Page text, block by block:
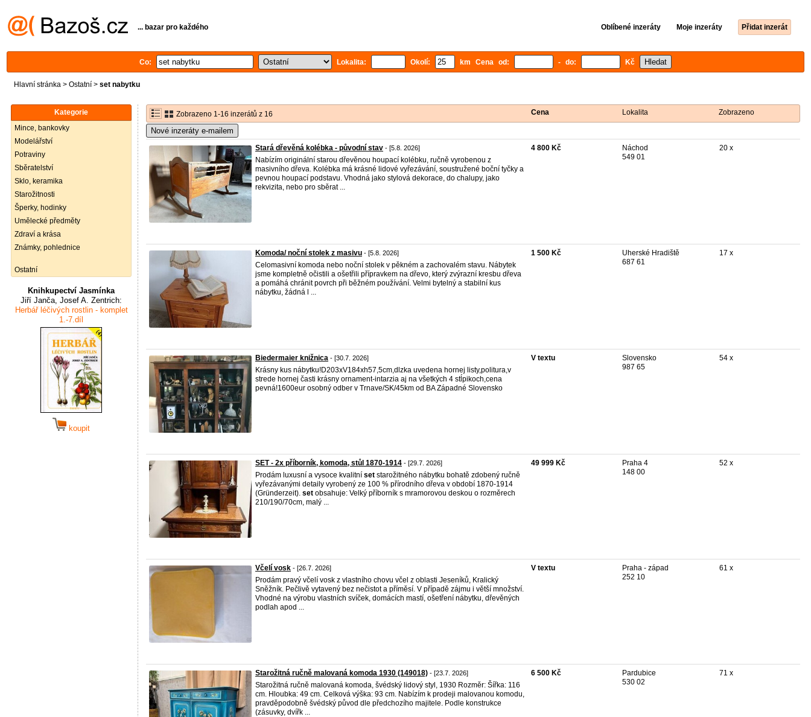
... bazar pro každého Oblíbené inzeráty Moje inzeráty Přidat inzerát
Co: Lokalita: Okolí: km Cena od: - do: Kč
Hlavní stránka > Ostatní > set nabytku
Kategorie
Mince, bankovky
Modelářství
Potraviny
Sběratelství
Sklo, keramika
Starožitnosti
Šperky, hodinky
Umělecké předměty
Zdraví a krása
Známky, pohlednice
Ostatní
Knihkupectví Jasmínka
Jiří Janča, Josef A. Zentrich:
Herbář léčivých rostlin - komplet
1.-7.díl
koupit
Zobrazeno 1-16 inzerátů z 16 Cena Lokalita Zobrazeno
Nové inzeráty e-mailem
Stará dřevěná kolébka - původní stav - [5.8. 2026]
Nabízím originální starou dřevěnou houpací kolébku, ručně vyrobenou z
masivního dřeva. Kolébka má krásné lidové vyřezávání, soustružené boční tyčky a
pevnou houpací podstavu. Vhodná jako stylová dekorace, do chalupy, jako
rekvizita, nebo pro sběrat ...
4 800 Kč
Náchod
549 01
20 x
Komoda/ noční stolek z masivu - [5.8. 2026]
Celomasivní komoda nebo noční stolek v pěkném a zachovalém stavu. Nábytek
jsme kompletně očistili a ošetřili přípravkem na dřevo, který zvýrazní kresbu dřeva
a pomáhá chránit povrch při běžném používání. Velmi bytelný a stabilní kus
nábytku, žádná l ...
1 500 Kč
Uherské Hradiště
687 61
17 x
Biedermaier knižnica - [30.7. 2026]
Krásny kus nábytku!D203xV184xh57,5cm,dlzka uvedena hornej listy,politura,v
strede hornej časti krásny ornament-intarzia aj na všetkých 4 stĺpikoch,cena
pevná!1600eur osobný odber v Trnave/SK/45km od BA Západné Slovensko
V textu
Slovensko
987 65
54 x
SET - 2x příborník, komoda, stůl 1870-1914 - [29.7. 2026]
Prodám luxusní a vysoce kvalitní set starožitného nábytku bohatě zdobený ručně
vyřezávanými detaily vyrobený ze 100 % přírodního dřeva v období 1870-1914
(Gründerzeit). set obsahuje: Velký příborník s mramorovou deskou o rozměrech
210/190/70cm, malý ...
49 999 Kč
Praha 4
148 00
52 x
Včelí vosk - [26.7. 2026]
Prodám pravý včelí vosk z vlastního chovu včel z oblasti Jeseníků, Kralický
Sněžník. Pečlivě vytavený bez nečistot a příměsí. V případě zájmu i větší množství.
Vhodné na výrobu vlastních svíček, domácích mastí, ošetření nábytku, dřevěných
podlah apod ...
V textu
Praha - západ
252 10
61 x
Starožitná ručně malovaná komoda 1930 (149018) - [23.7. 2026]
Starožitná ručně malovaná komoda, švédský lidový styl, 1930 Rozměr: Šířka: 116
cm. Hloubka: 49 cm. Celková výška: 93 cm. Nabízím k prodeji malovanou komodu,
pravděpodobně švédský původ dle předchozího majitele. Podle konstrukce
(zásuvky, dvířk ...
6 500 Kč
Pardubice
530 02
71 x